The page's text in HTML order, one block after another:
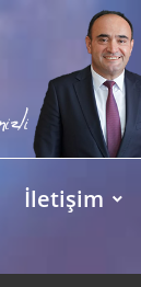
İletişim